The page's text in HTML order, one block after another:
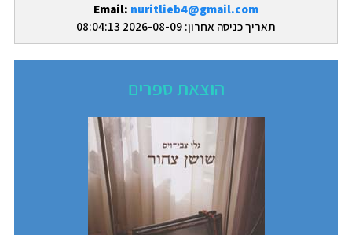
Email: nuritlieb4@gmail.com
תאריך כניסה אחרון: 2026-08-09 08:04:13
הוצאת ספרים